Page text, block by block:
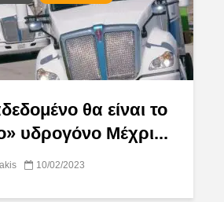
θα είναι το
υδρογόνο Μέχρι...
10/02/2023